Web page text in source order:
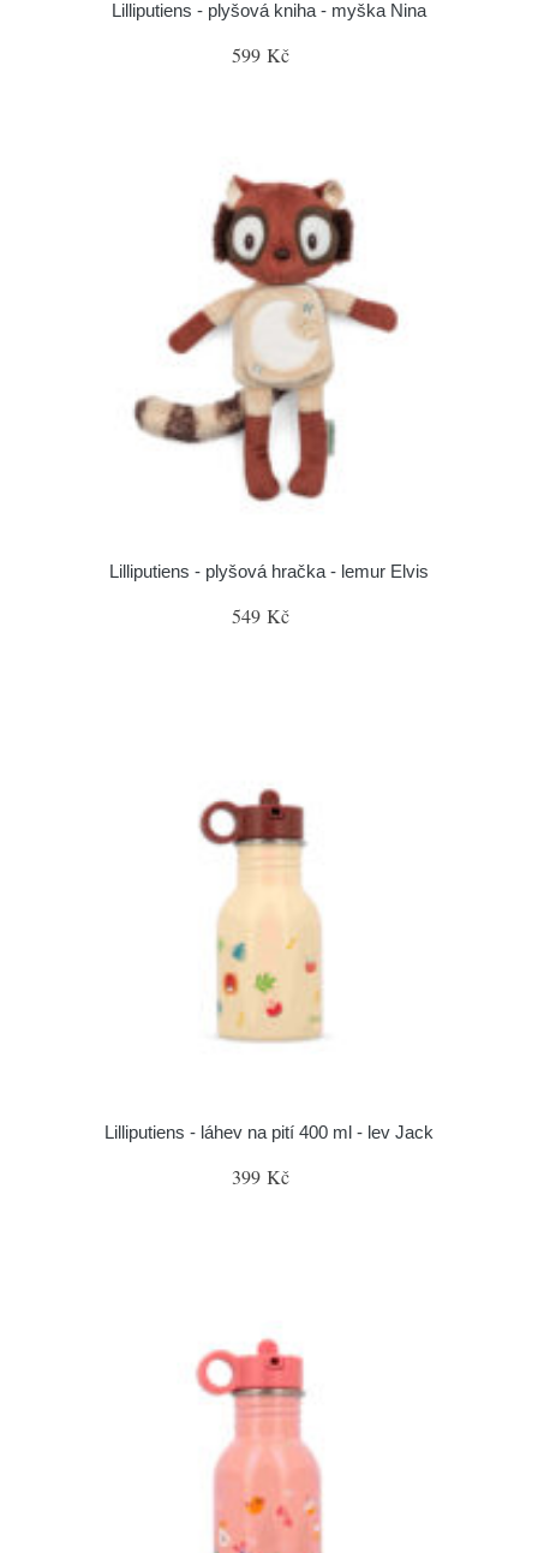
Lilliputiens - plyšová kniha - myška Nina
599 Kč
Lilliputiens - plyšová hračka - lemur Elvis
549 Kč
Lilliputiens - láhev na pití 400 ml - lev Jack
399 Kč